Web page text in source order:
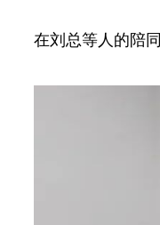
在刘总等人的陪